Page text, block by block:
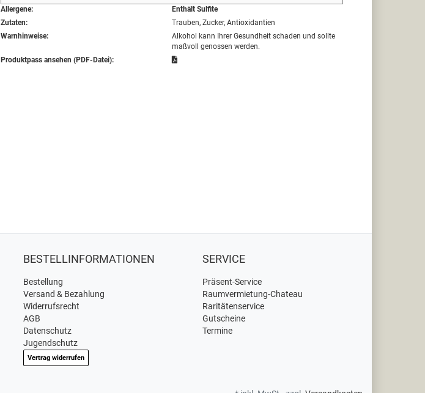
Allergene:
Enthält Sulfite
Zutaten:
Trauben, Zucker, Antioxidantien
Warnhinweise:
Alkohol kann Ihrer Gesundheit schaden und sollte
maßvoll genossen werden.
Produktpass ansehen (PDF-Datei):
BESTELLINFORMATIONEN
Bestellung
Versand & Bezahlung
Widerrufsrecht
AGB
Datenschutz
Jugendschutz
Vertrag widerrufen
SERVICE
Präsent-Service
Raumvermietung-Chateau
Raritätenservice
Gutscheine
Termine